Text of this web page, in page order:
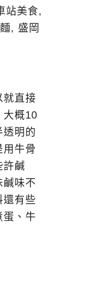
就直接
大概10
透明的
用牛骨
許鹹
鹹味不
還有些
蛋、牛